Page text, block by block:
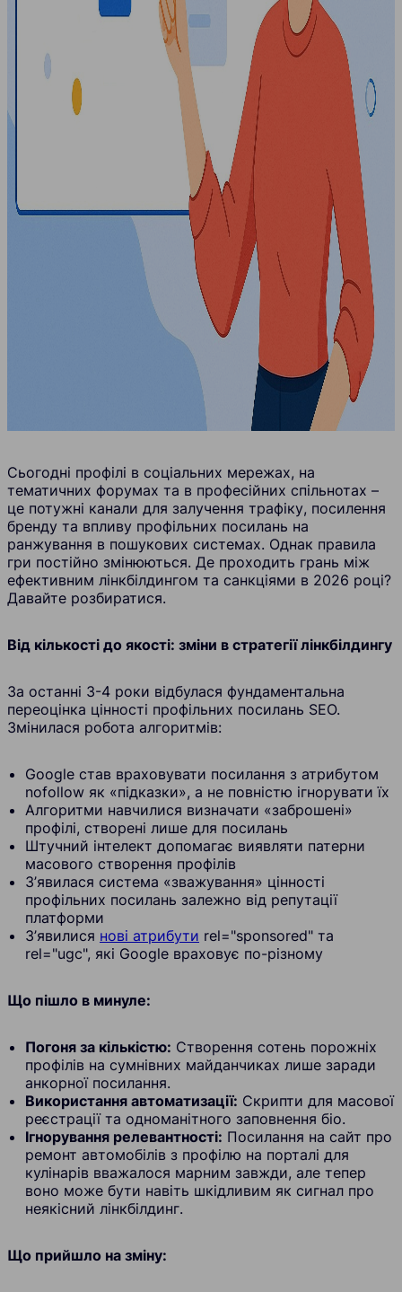
Сьогодні профілі в соціальних мережах, на
тематичних форумах та в професійних спільнотах –
це потужні канали для залучення трафіку, посилення
бренду та впливу профільних посилань на
ранжування в пошукових системах. Однак правила
гри постійно змінюються. Де проходить грань між
ефективним лінкбілдингом та санкціями в 2026 році?
Давайте розбиратися.
Від кількості до якості: зміни в стратегії лінкбілдингу
За останні 3-4 роки відбулася фундаментальна
переоцінка цінності профільних посилань SEO.
Змінилася робота алгоритмів:
Google став враховувати посилання з атрибутом
nofollow як «підказки», а не повністю ігнорувати їх
Алгоритми навчилися визначати «заброшені»
профілі, створені лише для посилань
Штучний інтелект допомагає виявляти патерни
масового створення профілів
З’явилася система «зважування» цінності
профільних посилань залежно від репутації
платформи
З’явилися нові атрибути rel="sponsored" та
rel="ugc", які Google враховує по-різному
Що пішло в минуле:
Погоня за кількістю: Створення сотень порожніх
профілів на сумнівних майданчиках лише заради
анкорної посилання.
Використання автоматизації: Скрипти для масової
реєстрації та одноманітного заповнення біо.
Ігнорування релевантності: Посилання на сайт про
ремонт автомобілів з профілю на порталі для
кулінарів вважалося марним завжди, але тепер
воно може бути навіть шкідливим як сигнал про
неякісний лінкбілдинг.
Що прийшло на зміну: